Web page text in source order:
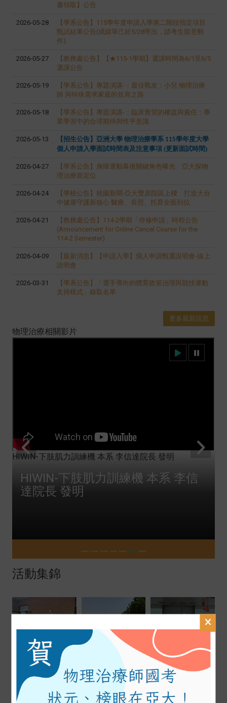
書領取】公告
2026-05-28
【學系公告】115學年度申請入學第二階段指定項目
甄試結果公告(成績單己於5/28寄出，請考生留意郵
件)
2026-05-27
【教務處公告】【★115-1學期】選課時間為6/1至6/5
選課公告
2026-05-19 【學系公告】專題演講-： 最佳戰友：小兒 物理治療
師 與特殊需求家庭的並肩之路
2026-05-18 【學系公告】專題演講- ：臨床實習的權益與責任：專
業學習中的合理期待與性平意識
2026-05-13 【招生公告】亞洲大學 物理治療學系 115學年度大學
個人申請入學面試時間表及注意事項 (更新面試時間)
2026-04-27
【學系公告】身障運動幕後關鍵角色曝光 亞大探物
理治療新定位
2026-04-24
【學校公告】校園新聞-亞大豐原院區上樑 打造大台
中健康守護新核心 醫療、長照、托育全面到位
2026-04-21
【教務處公告】114-2學期「停修申請」時程公告
(Announcement for Online Cancel Course for the
114-2 Semester)
2026-04-09
【最新消息】【申請入學】個人申請甄選說明會-線上
說明會
2026-03-31
【學系公告】「選手導向的體育政策治理與競技運動
支持模式」錄取名單
更多最新訊息
物理治療相關影片
HIWIN-下肢肌力訓練機 本系 李信達院長 發明
HIWIN-下肢肌力訓練機 本系 李信
達院長 發明
活動集錦